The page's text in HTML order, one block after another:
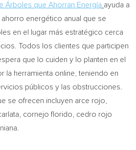
Árboles que Ahorran Energía ayuda a
energético anual que se
en el lugar más estratégico cerca
Todos los clientes que participen
que lo cuiden y lo planten en el
la herramienta online, teniendo en
públicos y las obstrucciones.
se ofrecen incluyen arce rojo,
cornejo florido, cedro rojo